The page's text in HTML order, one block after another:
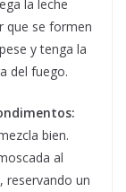
la leche
que se formen
y tenga la
del fuego.
bien.
al
reservando un